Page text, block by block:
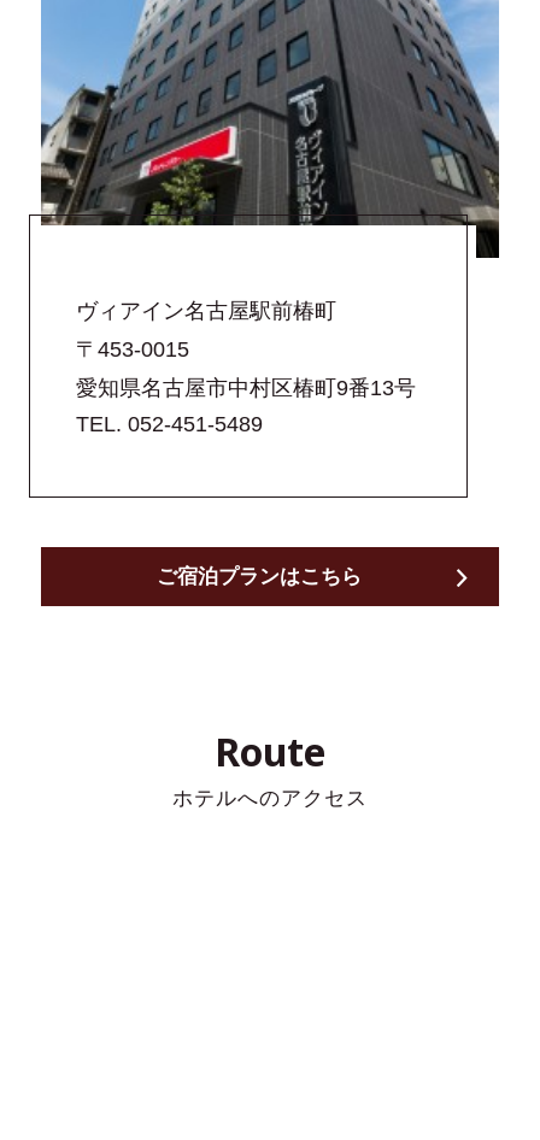
ヴィアイン名古屋駅前椿町
〒453-0015
愛知県名古屋市中村区椿町9番13号
TEL. 052-451-5489
ご宿泊プランはこちら
Route
ホテルへのアクセス
Contactお問い合わせ
ホテルパンフレット
総合パンフレット
チェーンTOP
ホテル一覧
公式アプリ
団体でのご利用・ご予約
SDGsへの取り組み
オンラインストア
Search
予約の確認・キャンセ
ル